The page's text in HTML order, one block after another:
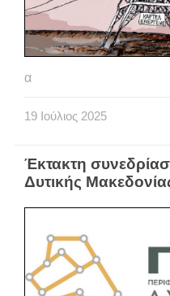
α
19 Ιούλιος 2025
Έκτακτη
Δυτικής